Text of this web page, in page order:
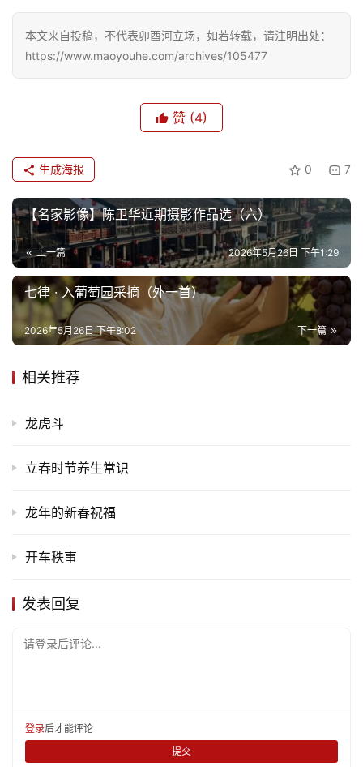
本文来自投稿，不代表卯酉河立场，如若转载，请注明出处：
https://www.maoyouhe.com/archives/105477
赞 (4)
0 7
生成海报
【名家影像】陈卫华近期摄影作品选（六）
上一篇 2026年5月26日 下午1:29
七律 · 入葡萄园采摘（外一首）
下一篇
2026年5月26日 下午8:02
相关推荐
龙虎斗
立春时节养生常识
龙年的新春祝福
开车秩事
发表回复
请登录后评论...
登录后才能评论
提交